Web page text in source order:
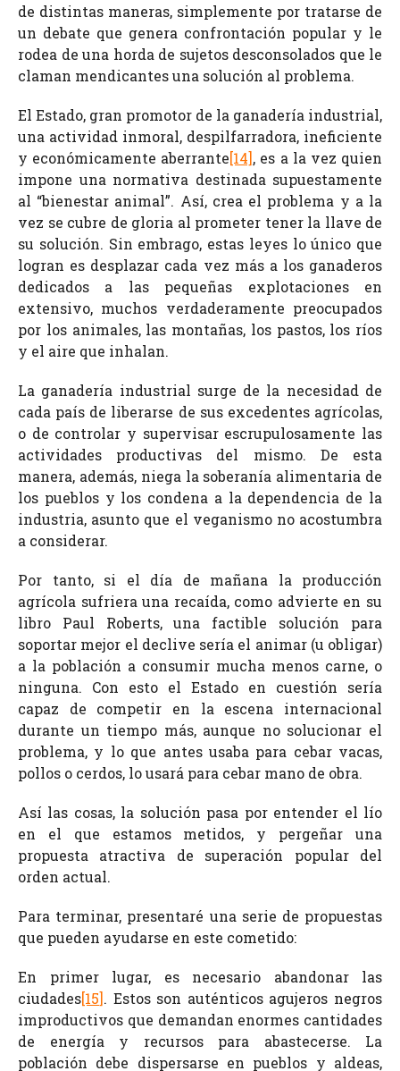
de distintas maneras, simplemente por tratarse de
un debate que genera confrontación popular y le
rodea de una horda de sujetos desconsolados que le
claman mendicantes una solución al problema.
El Estado, gran promotor de la ganadería industrial,
una actividad inmoral, despilfarradora, ineficiente
y económicamente aberrante[14], es a la vez quien
impone una normativa destinada supuestamente
al “bienestar animal”. Así, crea el problema y a la
vez se cubre de gloria al prometer tener la llave de
su solución. Sin embrago, estas leyes lo único que
logran es desplazar cada vez más a los ganaderos
dedicados a las pequeñas explotaciones en
extensivo, muchos verdaderamente preocupados
por los animales, las montañas, los pastos, los ríos
y el aire que inhalan.
La ganadería industrial surge de la necesidad de
cada país de liberarse de sus excedentes agrícolas,
o de controlar y supervisar escrupulosamente las
actividades productivas del mismo. De esta
manera, además, niega la soberanía alimentaria de
los pueblos y los condena a la dependencia de la
industria, asunto que el veganismo no acostumbra
a considerar.
Por tanto, si el día de mañana la producción
agrícola sufriera una recaída, como advierte en su
libro Paul Roberts, una factible solución para
soportar mejor el declive sería el animar (u obligar)
a la población a consumir mucha menos carne, o
ninguna. Con esto el Estado en cuestión sería
capaz de competir en la escena internacional
durante un tiempo más, aunque no solucionar el
problema, y lo que antes usaba para cebar vacas,
pollos o cerdos, lo usará para cebar mano de obra.
Así las cosas, la solución pasa por entender el lío
en el que estamos metidos, y pergeñar una
propuesta atractiva de superación popular del
orden actual.
Para terminar, presentaré una serie de propuestas
que pueden ayudarse en este cometido:
En primer lugar, es necesario abandonar las
ciudades[15]. Estos son auténticos agujeros negros
improductivos que demandan enormes cantidades
de energía y recursos para abastecerse. La
población debe dispersarse en pueblos y aldeas,